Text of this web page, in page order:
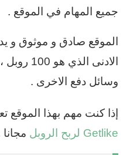
جميع المهام في الموقع .
الموقع صادق و موثوق و
الادنى
وسائل دفع الاخرى .
إذا كنت مهم بهذا الموقع
Getlike لربح الروبل